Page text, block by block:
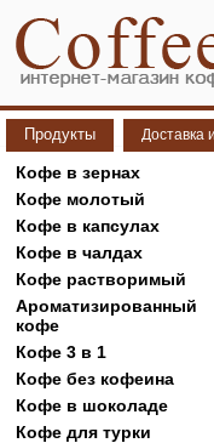
Продукты Доставка
Кофе в зернах
Кофе молотый
Кофе в капсулах
Кофе в чалдах
Кофе растворимый
Ароматизированный
кофе
Кофе 3 в 1
Кофе без кофеина
Кофе в шоколаде
Кофе для турки